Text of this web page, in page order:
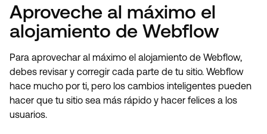
Aproveche al máximo el
alojamiento de Webflow
Para aprovechar al máximo el alojamiento de Webflow,
debes revisar y corregir cada parte de tu sitio. Webflow
hace mucho por ti, pero los cambios inteligentes pueden
hacer que tu sitio sea más rápido y hacer felices a los
usuarios.